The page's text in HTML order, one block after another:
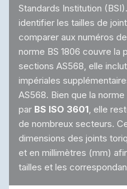
Standards Institution
identifier les tailles de
comparer aux numéros
norme BS 1806 couvre la
sections AS568, elle
impériales
AS568. Bien que la
par BS ISO 3601, elle
de nombreux secteurs.
dimensions des joints
et en millimètres (mm)
tailles et les